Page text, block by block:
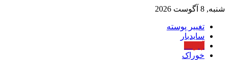
شنبه, 8 آگوست 2026
تغییر پوسته
سایدبار
خوراک